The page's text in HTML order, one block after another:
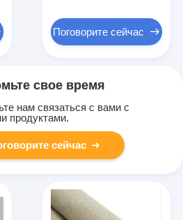
кремния
Поговорите сейчас
свое время
нам связаться с вами с
продуктами.
сейчас